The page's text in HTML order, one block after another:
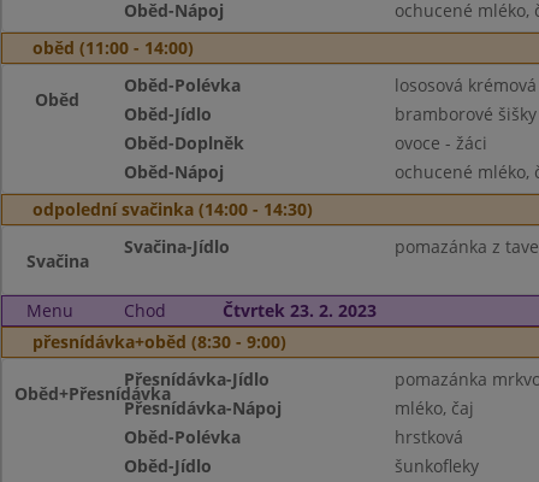
Oběd-Nápoj
ochucené mléko,
oběd (11:00 - 14:00)
Oběd
Oběd-Polévka
lososová krémová
Oběd-Jídlo
bramborové
Oběd-Doplněk
ovoce - žáci
Oběd-Nápoj
ochucené mléko,
odpolední svačinka (14:00 - 14:30)
Svačina
Svačina-Jídlo pomazánka z
Menu Chod
Čtvrtek 23. 2. 2023
přesnídávka+oběd (8:30 - 9:00)
Oběd+Přesnídávka
Přesnídávka-Jídlo
pomazánka
Přesnídávka-Nápoj
mléko, čaj
Oběd-Polévka
hrstková
Oběd-Jídlo
šunkofleky